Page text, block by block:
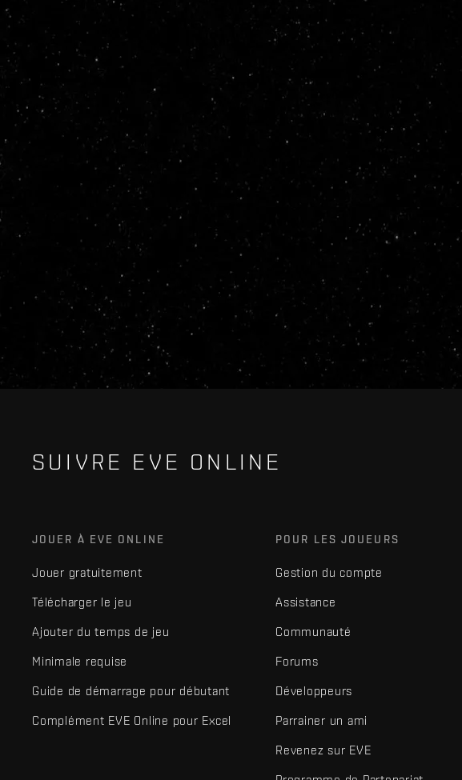
SUIVRE EVE ONLINE
JOUER À EVE ONLINE
Jouer gratuitement
Télécharger le jeu
Ajouter du temps de jeu
Minimale requise
Guide de démarrage pour débutant
Complément EVE Online pour Excel
POUR LES JOUEURS
Gestion du compte
Assistance
Communauté
Forums
Développeurs
Parrainer un ami
Revenez sur EVE